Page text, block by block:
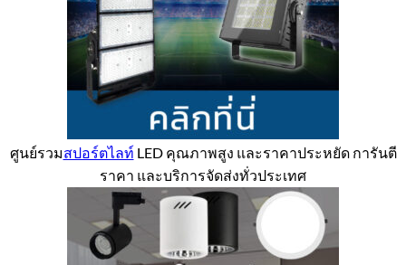
ศูนย์รวมสปอร์ตไลท์ LED คุณภาพสูง และราคาประหยัด การันตี
ราคา และบริการจัดส่งทั่วประเทศ